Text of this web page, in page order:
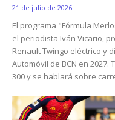
21 de julio de 2026
El programa "Fórmula
el periodista Iván Vicario,
Renault Twingo eléctrico y
Automóvil de BCN en
300 y se hablará sobre